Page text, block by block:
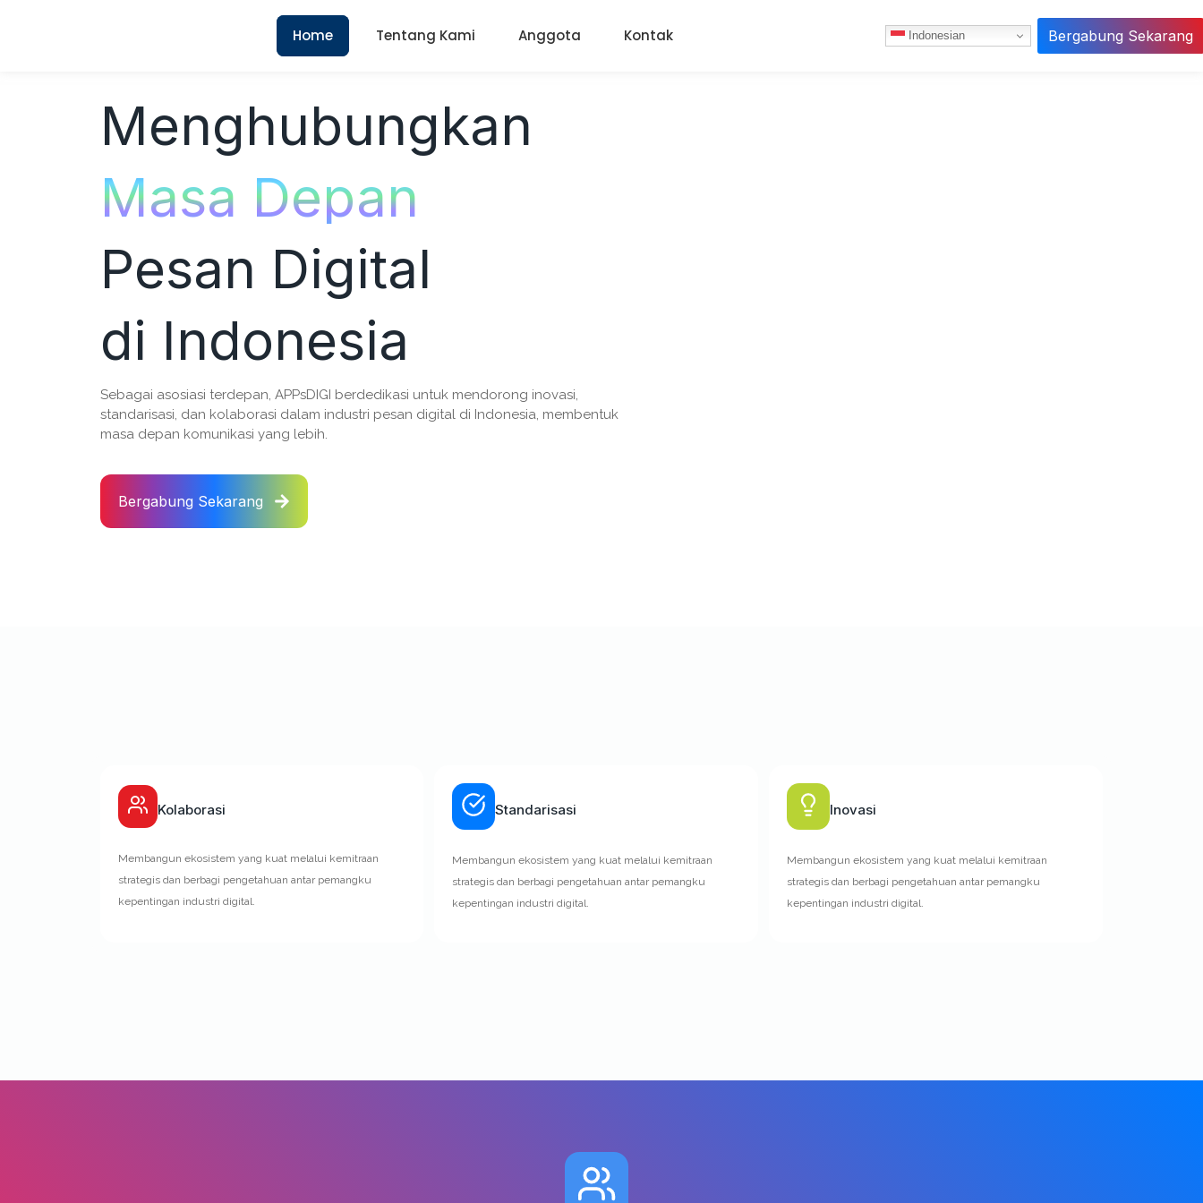
Home Tentang Kami Anggota Kontak Indonesian Bergabung Sekarang
Menghubungkan
Masa Depan
Pesan Digital
di Indonesia
Sebagai asosiasi terdepan, APPsDIGI berdedikasi untuk mendorong inovasi,
standarisasi, dan kolaborasi dalam industri pesan digital di Indonesia, membentuk
masa depan komunikasi yang lebih.
Bergabung Sekarang
Kolaborasi
Membangun ekosistem yang kuat melalui kemitraan
strategis dan berbagi pengetahuan antar pemangku
kepentingan industri digital.
Standarisasi
Membangun ekosistem yang kuat melalui kemitraan
strategis dan berbagi pengetahuan antar pemangku
kepentingan industri digital.
Inovasi
Membangun ekosistem yang kuat melalui kemitraan
strategis dan berbagi pengetahuan antar pemangku
kepentingan industri digital.